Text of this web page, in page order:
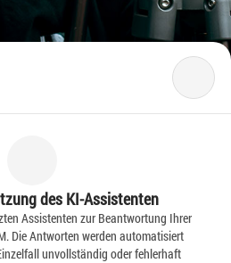
des KI-Assistenten
Assistenten zur Beantwortung Ihrer
Die Antworten werden automatisiert
unvollständig oder fehlerhaft
– Frische